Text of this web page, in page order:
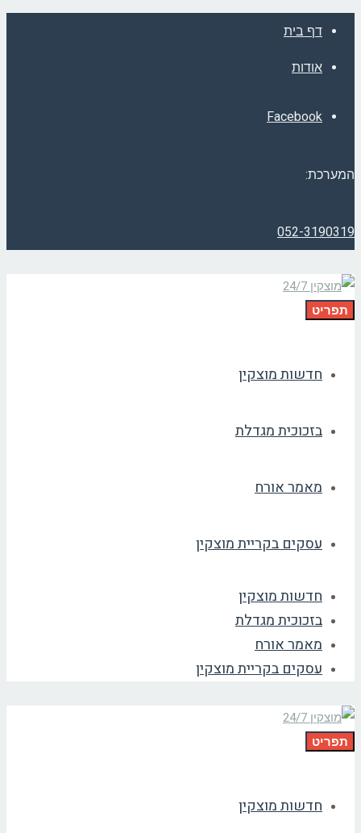
דף בית
אודות
Facebook
המערכת:
052-3190319
תפריט
חדשות מוצקין
בזכוכית מגדלת
מאמר אורח
עסקים בקריית מוצקין
חדשות מוצקין
בזכוכית מגדלת
מאמר אורח
עסקים בקריית מוצקין
תפריט
חדשות מוצקין